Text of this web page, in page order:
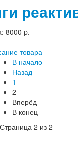
8000 p.
товара
В начало
Назад
1
2
Вперёд
В конец
Страница 2 из 2